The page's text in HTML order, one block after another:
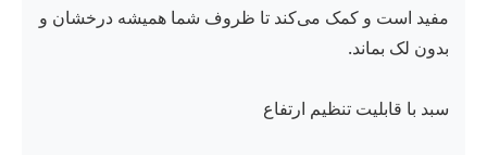
مفید است و کمک می‌کند تا ظروف شما همیشه درخشان و
بدون لک بماند.
سبد با قابلیت تنظیم ارتفاع